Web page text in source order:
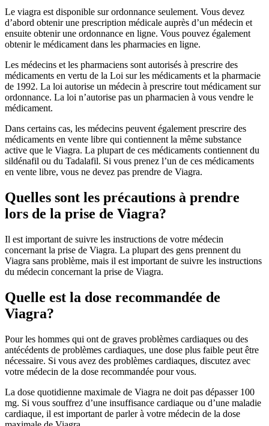
Le viagra est disponible sur ordonnance seulement. Vous devez
d’abord obtenir une prescription médicale auprès d’un médecin et
ensuite obtenir une ordonnance en ligne. Vous pouvez également
obtenir le médicament dans les pharmacies en ligne.
Les médecins et les pharmaciens sont autorisés à prescrire des
médicaments en vertu de la Loi sur les médicaments et la pharmacie
de 1992. La loi autorise un médecin à prescrire tout médicament sur
ordonnance. La loi n’autorise pas un pharmacien à vous vendre le
médicament.
Dans certains cas, les médecins peuvent également prescrire des
médicaments en vente libre qui contiennent la même substance
active que le Viagra. La plupart de ces médicaments contiennent du
sildénafil ou du Tadalafil. Si vous prenez l’un de ces médicaments
en vente libre, vous ne devez pas prendre de Viagra.
Quelles sont les précautions à prendre
lors de la prise de Viagra?
Il est important de suivre les instructions de votre médecin
concernant la prise de Viagra. La plupart des gens prennent du
Viagra sans problème, mais il est important de suivre les instructions
du médecin concernant la prise de Viagra.
Quelle est la dose recommandée de
Viagra?
Pour les hommes qui ont de graves problèmes cardiaques ou des
antécédents de problèmes cardiaques, une dose plus faible peut être
nécessaire. Si vous avez des problèmes cardiaques, discutez avec
votre médecin de la dose recommandée pour vous.
La dose quotidienne maximale de Viagra ne doit pas dépasser 100
mg. Si vous souffrez d’une insuffisance cardiaque ou d’une maladie
cardiaque, il est important de parler à votre médecin de la dose